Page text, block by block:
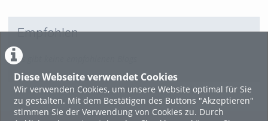
Diese Webseite verwendet Cookies
Wir verwenden Cookies, um unsere Website optimal für Sie
zu gestalten. Mit dem Bestätigen des Buttons "Akzeptieren"
stimmen Sie der Verwendung von Cookies zu. Durch
Empfohlen
Es gibt keine empfohlenen Blogs